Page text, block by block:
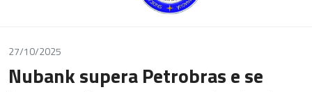
27/10/2025
Nubank supera Petrobras e se